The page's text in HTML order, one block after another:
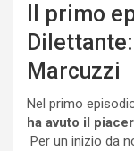
Il primo
Marcuzzi
Nel primo
ha avuto il
Per un inizio da